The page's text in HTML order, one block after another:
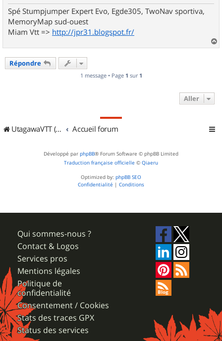
Spé Stumpjumper Expert Evo, Egde305, TwoNav sportiva,
MemoryMap sud-ouest
Miam Vtt => http://jpr31.blogspot.fr/
a
Répondre
1 message • Page 1 sur 1
Aller
UtagawaVTT (Randos VTT et VTTAE avec traces GPS) Accueil forum
Développé par phpBB® Forum Software © phpBB Limited
Traduction française officielle © Qiaeru
Optimized by: phpBB SEO
Confidentialité | Conditions
Qui sommes-nous ?
Contact & Logos
Services pros
Mentions légales
Politique de
confidentialité
Consentement / Cookies
Stats des traces GPX
Status des services